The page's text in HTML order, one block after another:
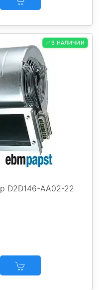
✅ В НАЛИЧИИ
D2D146-AA02-22